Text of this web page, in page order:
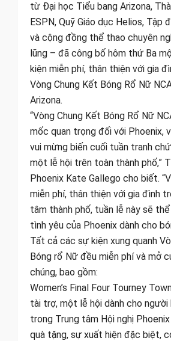
từ Đại học Tiểu bang Arizona,
ESPN, Quỹ Giáo dục Helios, Tập
và cộng đồng thể thao chuyên
lũng – đã công bố hôm thứ Ba
kiện miễn phí, thân thiện với gia
Vòng Chung Kết Bóng Rổ Nữ
Arizona.
“Vòng Chung Kết Bóng Rổ Nữ
mốc quan trọng đối với Phoenix,
vui mừng biến cuối tuần tranh
một lễ hội trên toàn thành phố,”
Phoenix Kate Gallego cho biết.
miễn phí, thân thiện với gia đình
tâm thành phố, tuần lễ này sẽ
tình yêu của Phoenix dành cho
Tất cả các sự kiện xung quanh
Bóng rổ Nữ đều miễn phí và mở
chúng, bao gồm:
Women’s Final Four Tourney
tài trợ, một lễ hội dành cho người
trong Trung tâm Hội nghị
quà tặng, sự xuất hiện đặc biệt,